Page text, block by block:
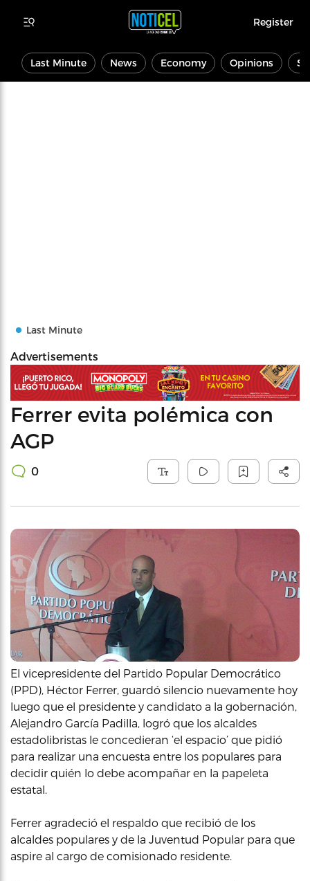
Register
Last Minute News Economy Opinions
Last Minute
Advertisements
Ferrer evita polémica con
AGP
0
El vicepresidente del Partido Popular Democrático
(PPD), Héctor Ferrer, guardó silencio nuevamente hoy
luego que el presidente y candidato a la gobernación,
Alejandro García Padilla, logró que los alcaldes
estadolibristas le concedieran ‘el espacio’ que pidió
para realizar una encuesta entre los populares para
decidir quién lo debe acompañar en la papeleta
estatal.
Ferrer agradeció el respaldo que recibió de los
alcaldes populares y de la Juventud Popular para que
aspire al cargo de comisionado residente.